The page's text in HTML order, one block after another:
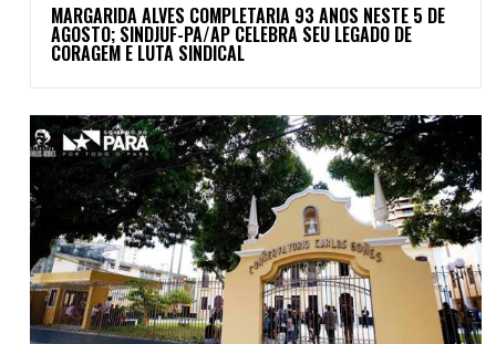
MARGARIDA ALVES COMPLETARIA 93 ANOS NESTE 5 DE
AGOSTO; SINDJUF-PA/AP CELEBRA SEU LEGADO DE
CORAGEM E LUTA SINDICAL